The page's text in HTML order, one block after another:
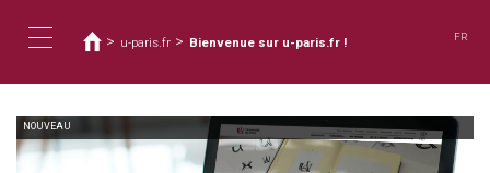
contenido
navigation
está
aquí
> u-paris.fr > Bienvenue sur u-paris.fr ! FR
NOUVEAU